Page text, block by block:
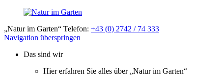
„Natur im Garten“ Telefon: +43 (0) 2742 / 74 333
Navigation überspringen
Das sind wir
Hier erfahren Sie alles über „Natur im Garten“